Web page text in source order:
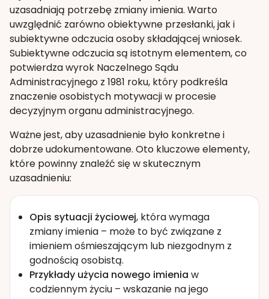
uzasadniają potrzebę zmiany imienia. Warto
uwzględnić zarówno obiektywne przesłanki, jak i
subiektywne odczucia osoby składającej wniosek.
Subiektywne odczucia są istotnym elementem, co
potwierdza wyrok Naczelnego Sądu
Administracyjnego z 1981 roku, który podkreśla
znaczenie osobistych motywacji w procesie
decyzyjnym organu administracyjnego.
Ważne jest, aby uzasadnienie było konkretne i
dobrze udokumentowane. Oto kluczowe elementy,
które powinny znaleźć się w skutecznym
uzasadnieniu:
Opis sytuacji życiowej, która wymaga
zmiany imienia – może to być związane z
imieniem ośmieszającym lub niezgodnym z
godnością osobistą.
Przykłady użycia nowego imienia w
codziennym życiu – wskazanie na jego